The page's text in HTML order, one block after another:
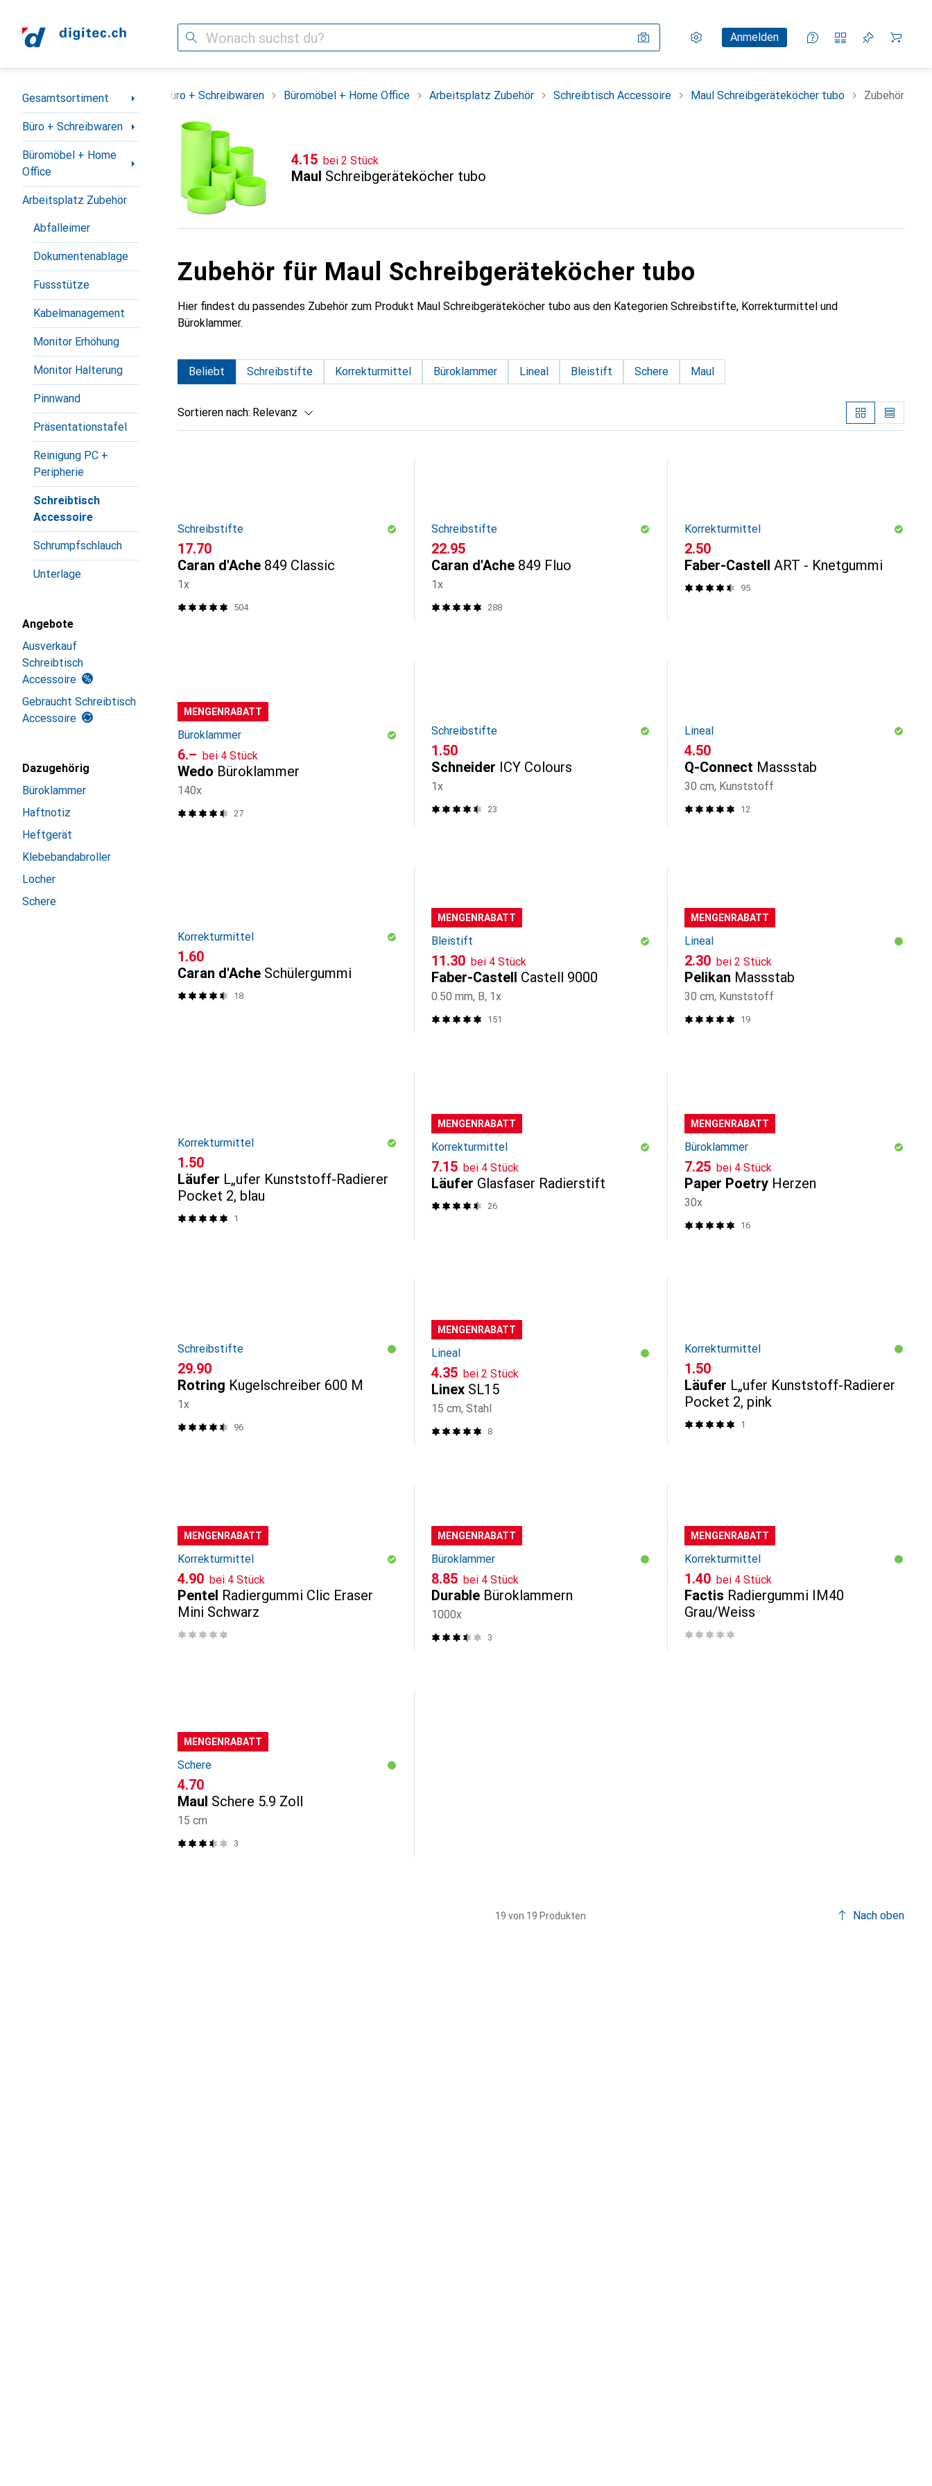
Suche Einstellungen
KundenkontoAnmelden
Vergleichslisten
Merklisten
Warenkorb
Navigation nach Kategorien
Gesamtsortiment
Büro + Schreibwaren
Büromöbel + Home
Office
Arbeitsplatz Zubehör
Abfalleimer
Dokumentenablage
Fussstütze
Kabelmanagement
Monitor Erhöhung
Monitor Halterung
Pinnwand
Präsentationstafel
Reinigung PC +
Peripherie
Schreibtisch
Accessoire
Schrumpfschlauch
Unterlage
Angebote
Ausverkauf
Schreibtisch
Accessoire
Gebraucht Schreibtisch
Accessoire
Dazugehörig
Büroklammer
Haftnotiz
Heftgerät
Klebebandabroller
Locher
Schere
Gesamtsortiment Büro + Schreibwaren Büromöbel + Home Office Arbeitsplatz Zubehör Schreibtisch Accessoire Maul Schreibgeräteköcher tubo Zubehör
CHF
4.15 bei 2 Stück
Maul Schreibgeräteköcher tubo
Zubehör für Maul Schreibgeräteköcher tubo
Hier findest du passendes Zubehör zum Produkt Maul Schreibgeräteköcher tubo aus den Kategorien Schreibstifte, Korrekturmittel und
Büroklammer.
Beliebt Schreibstifte Korrekturmittel Büroklammer Lineal Bleistift Schere Maul
Sortieren nach: Relevanz
Schreibstifte
CHF
17.70
Caran d'Ache 849 Classic
1x
504
Schreibstifte
CHF
22.95
Caran d'Ache 849 Fluo
1x
288
Korrekturmittel
CHF
2.50
Faber-Castell
ART - Knetgummi
95
MENGENRABATT
Büroklammer
CHF
6.– bei 4 Stück
Wedo Büroklammer
140x
27
Schreibstifte
CHF
1.50
Schneider ICY Colours
1x
23
Lineal
CHF
4.50
Q-Connect Massstab
30 cm, Kunststoff
12
Korrekturmittel
CHF
1.60
Caran d'Ache Schülergummi
18
MENGENRABATT
Bleistift
CHF
11.30 bei 4 Stück
Faber-Castell Castell 9000
0.50 mm, B, 1x
151
MENGENRABATT
Lineal
CHF
2.30 bei 2 Stück
Pelikan Massstab
30 cm, Kunststoff
19
Korrekturmittel
CHF
1.50
Läufer L„ufer Kunststoff-Radierer
Pocket 2, blau
1
MENGENRABATT
Korrekturmittel
CHF
7.15 bei 4 Stück
Läufer Glasfaser Radierstift
26
MENGENRABATT
Büroklammer
CHF
7.25 bei 4 Stück
Paper Poetry Herzen
30x
16
Schreibstifte
CHF
29.90
Rotring Kugelschreiber 600 M
1x
96
MENGENRABATT
Lineal
CHF
4.35 bei 2 Stück
Linex SL15
15 cm, Stahl
8
Korrekturmittel
CHF
1.50
Läufer L„ufer Kunststoff-Radierer
Pocket 2, pink
1
MENGENRABATT
Korrekturmittel
CHF
4.90 bei 4 Stück
Pentel Radiergummi Clic Eraser
Mini Schwarz
MENGENRABATT
Büroklammer
CHF
8.85 bei 4 Stück
Durable Büroklammern
1000x
3
MENGENRABATT
Korrekturmittel
CHF
1.40 bei 4 Stück
Factis Radiergummi IM40
Grau/Weiss
MENGENRABATT
Schere
CHF
4.70
Maul Schere 5.9 Zoll
15 cm
3
19 von 19 Produkten Nach oben